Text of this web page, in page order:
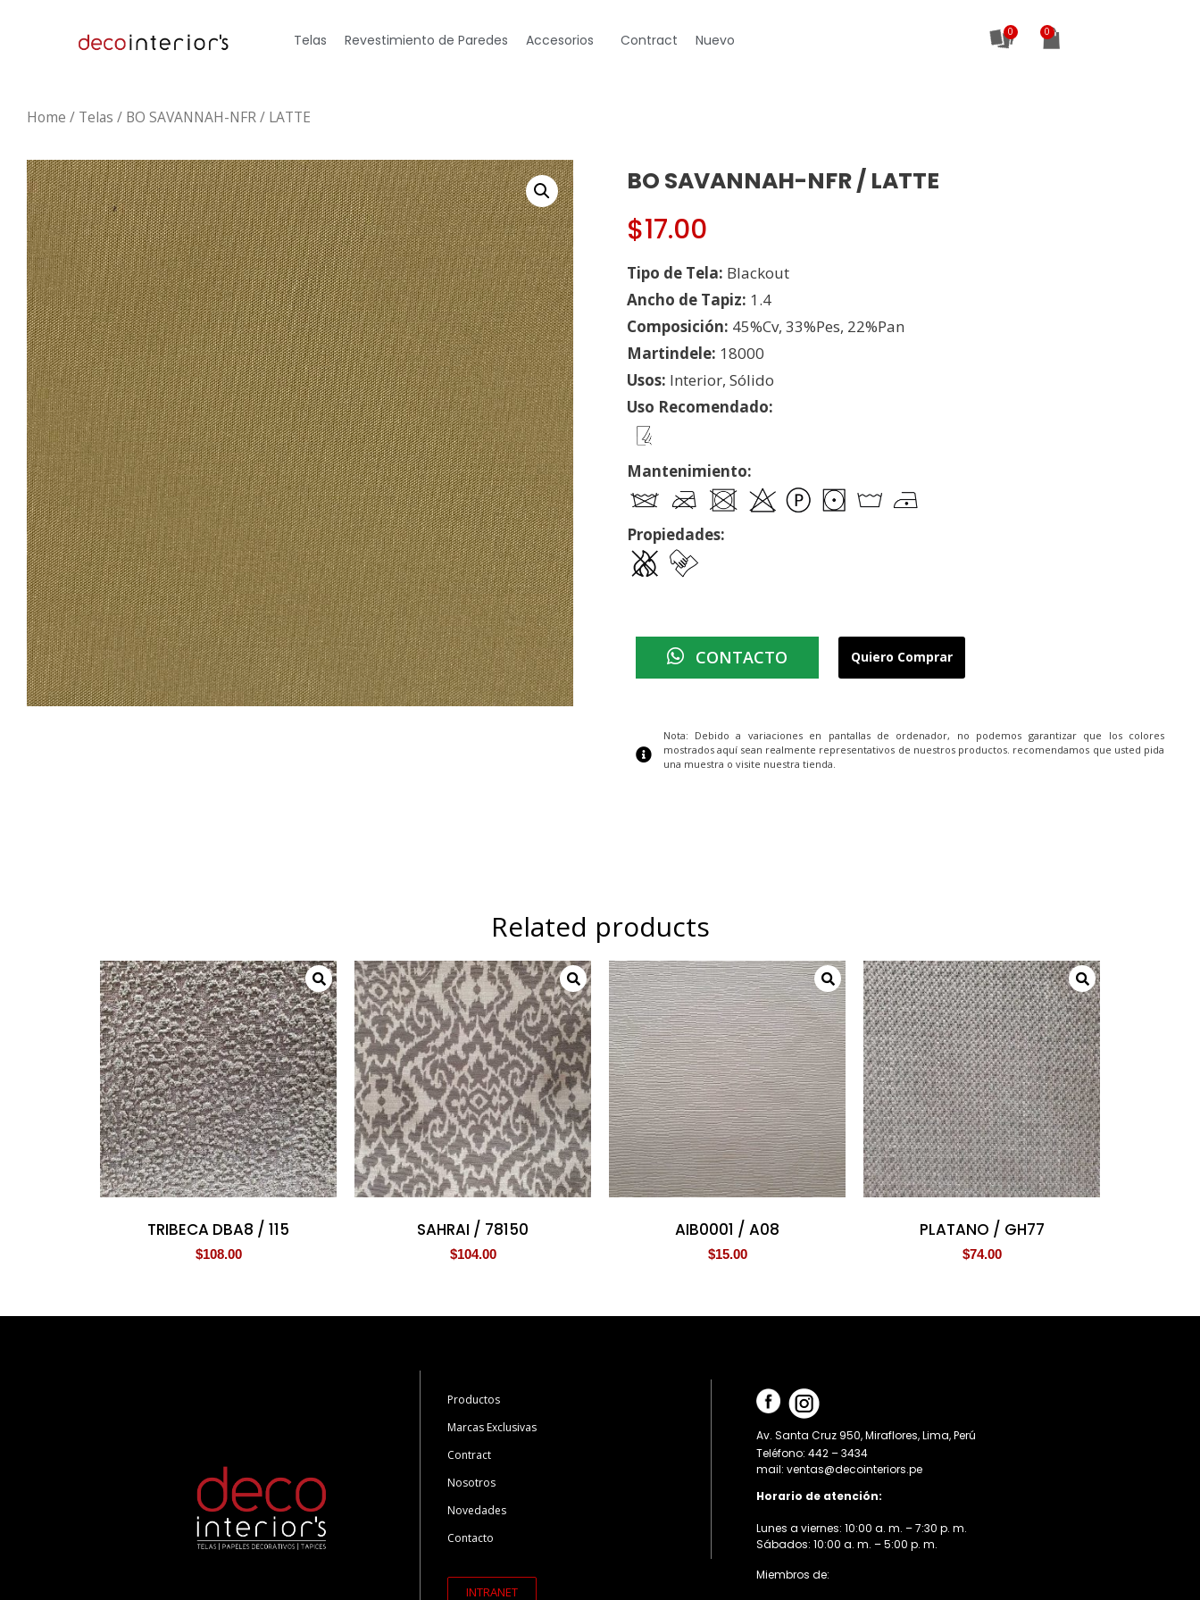
Telas Revestimiento de Paredes Accesorios Contract Nuevo 0
Home / Telas / BO SAVANNAH-NFR / LATTE
BO SAVANNAH-NFR / LATTE
$17.00
Tipo de Tela: Blackout
Ancho de Tapiz: 1.4
Composición: 45%Cv, 33%Pes, 22%Pan
Martindele: 18000
Usos: Interior, Sólido
Uso Recomendado:
Mantenimiento:
Propiedades:
CONTACTO Quiero Comprar
Nota: Debido a variaciones en pantallas de ordenador, no podemos garantizar que los colores
mostrados aquí sean realmente representativos de nuestros productos. recomendamos que usted pida
una muestra o visite nuestra tienda.
Related products
TRIBECA DBA8 / 115
$108.00
SAHRAI / 78150
$104.00
AIB0001 / A08
$15.00
PLATANO / GH77
$74.00
Productos
Marcas Exclusivas
Contract
Nosotros
Novedades
Contacto
INTRANET
Av. Santa Cruz 950, Miraflores, Lima, Perú
Teléfono: 442 – 3434
mail: ventas@decointeriors.pe
Horario de atención:
Lunes a viernes: 10:00 a. m. – 7:30 p. m.
Sábados: 10:00 a. m. – 5:00 p. m.
Miembros de: